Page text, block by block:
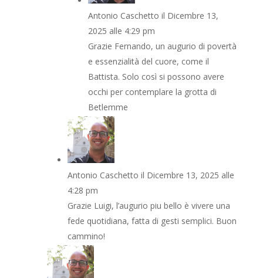
Antonio Caschetto il Dicembre 13,
2025 alle 4:29 pm
Grazie Fernando, un augurio di povertà
e essenzialità del cuore, come il
Battista. Solo così si possono avere
occhi per contemplare la grotta di
Betlemme
Antonio Caschetto il Dicembre 13, 2025 alle
4:28 pm
Grazie Luigi, l’augurio piu bello è vivere una
fede quotidiana, fatta di gesti semplici. Buon
cammino!